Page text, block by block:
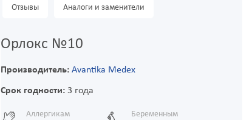
Отзывы Аналоги и заменители
Орлокс №10
Производитель: Avantika Medex
Срок годности:3 года
Аллергикам
Беременным